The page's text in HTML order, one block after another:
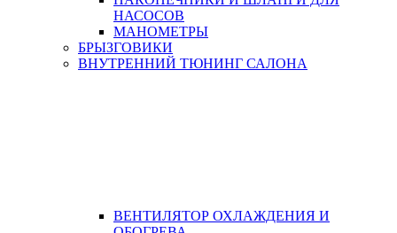
НАСОСОВ
МАНОМЕТРЫ
БРЫЗГОВИКИ
ВНУТРЕННИЙ ТЮНИНГ САЛОНА
ВЕНТИЛЯТОР ОХЛАЖДЕНИЯ И